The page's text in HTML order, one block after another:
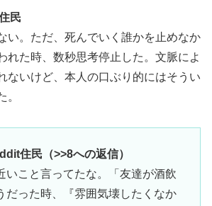
民
い。ただ、死んでいく誰かを止めなか
れた時、数秒思考停止した。文脈によ
ないけど、本人の口ぶり的にはそうい
。
住民（>>8への返信）
いこと言ってたな。「友達が酒飲
だった時、『雰囲気壊したくなか